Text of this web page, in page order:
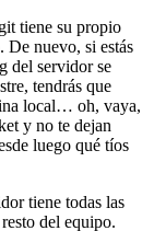
tiene su propio
nuevo, si estás
del servidor se
tendrás que
local… oh, vaya,
y no te dejan
luego qué tíos
tiene todas las
del equipo.